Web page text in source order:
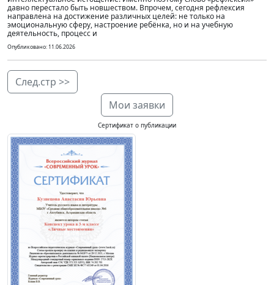
давно перестало быть новшеством. Впрочем, сегодня рефлексия
направлена на достижение различных целей: не только на
эмоциональную сферу, настроение ребёнка, но и на учебную
деятельность, процесс и
Опубликовано: 11.06.2026
След.стр >>
Мои заявки
Сертификат о публикации